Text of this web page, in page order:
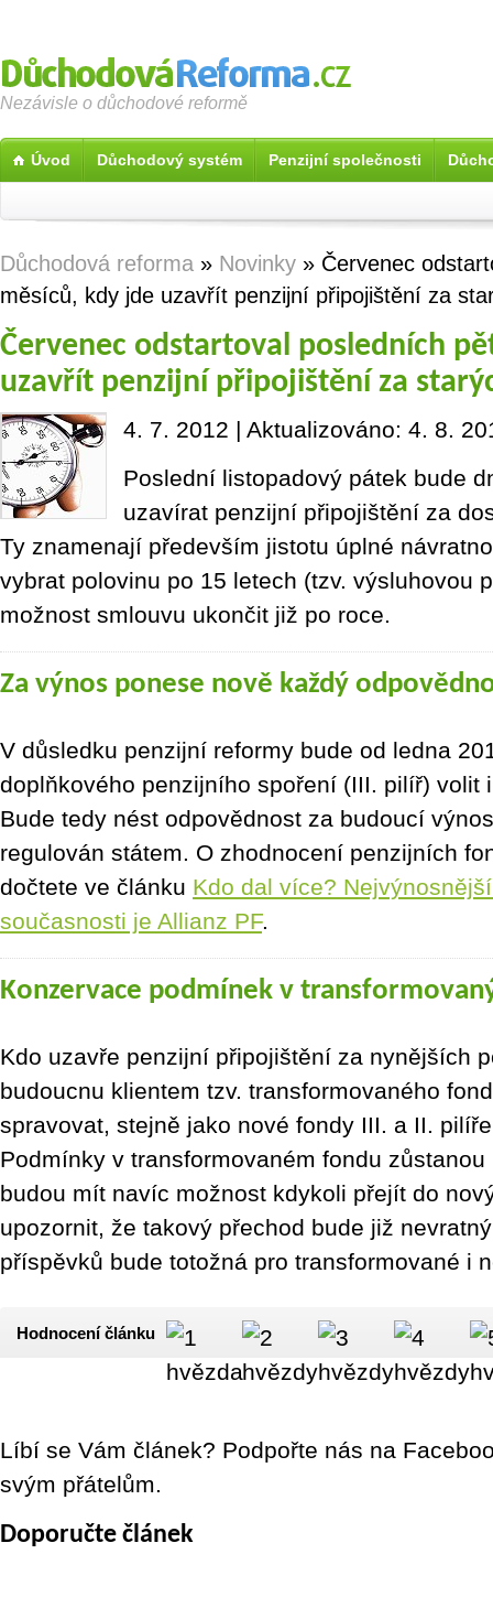
Nezávisle o důchodové reformě
Úvod Důchodový systém Penzijní společnosti
Důchodová reforma » Novinky » Červenec
měsíců, kdy jde uzavřít penzijní připojištění za
Červenec odstartoval posledních
uzavřít penzijní připojištění za
4. 7. 2012 | Aktualizováno: 4. 8.
Poslední listopadový pátek bude
uzavírat penzijní připojištění za
Ty znamenají především jistotu úplné
vybrat polovinu po 15 letech (tzv. výsluhovou
možnost smlouvu ukončit již po roce.
Za výnos ponese nově každý
V důsledku penzijní reformy bude od ledna
doplňkového penzijního spoření (III. pilíř) volit
Bude tedy nést odpovědnost za budoucí
regulován státem. O zhodnocení penzijních
dočtete ve článku Kdo dal více?
současnosti je Allianz PF.
Konzervace podmínek v
Kdo uzavře penzijní připojištění za nynějších
budoucnu klientem tzv. transformovaného
spravovat, stejně jako nové fondy III. a II.
Podmínky v transformovaném fondu
budou mít navíc možnost kdykoli přejít do
upozornit, že takový přechod bude již
příspěvků bude totožná pro transformované i
Hodnocení článku
Líbí se Vám článek? Podpořte nás na
svým přátelům.
Doporučte článek